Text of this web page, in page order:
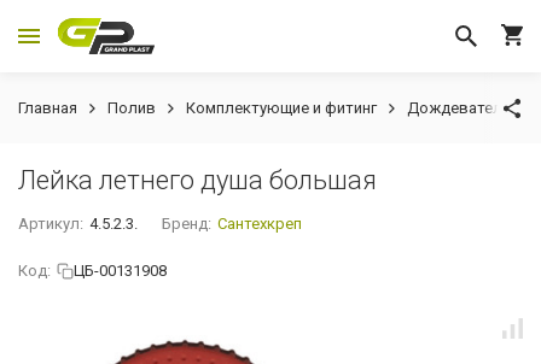
Главная Полив Комплектующие и фитинг Дождеватели
Лейка летнего душа большая
Артикул: 4.5.2.3. Бренд: Сантехкреп
Код: ЦБ-00131908